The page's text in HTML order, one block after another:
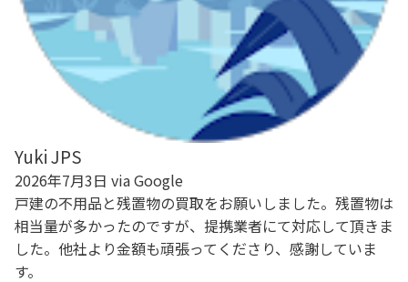
Yuki JPS
2026年7月3日 via Google
戸建の不用品と残置物の買取をお願いしました。残置物は
相当量が多かったのですが、提携業者にて対応して頂きま
した。他社より金額も頑張ってくださり、感謝していま
す。